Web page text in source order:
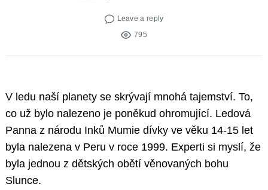
Leave a reply
795
V ledu naší planety se skrývají mnohá tajemství. To,
co už bylo nalezeno je poněkud ohromující. Ledová
Panna z národu Inků Mumie dívky ve věku 14-15 let
byla nalezena v Peru v roce 1999. Experti si myslí, že
byla jednou z dětských obětí věnovaných bohu
Slunce.